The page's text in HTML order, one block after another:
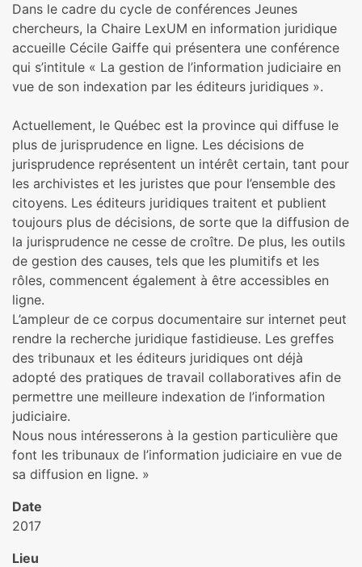
Dans le cadre du cycle de conférences Jeunes
chercheurs, la Chaire LexUM en information juridique
accueille Cécile Gaiffe qui présentera une conférence
qui s’intitule « La gestion de l’information judiciaire en
vue de son indexation par les éditeurs juridiques ».
Actuellement, le Québec est la province qui diffuse le
plus de jurisprudence en ligne. Les décisions de
jurisprudence représentent un intérêt certain, tant pour
les archivistes et les juristes que pour l’ensemble des
citoyens. Les éditeurs juridiques traitent et publient
toujours plus de décisions, de sorte que la diffusion de
la jurisprudence ne cesse de croître. De plus, les outils
de gestion des causes, tels que les plumitifs et les
rôles, commencent également à être accessibles en
ligne.
L’ampleur de ce corpus documentaire sur internet peut
rendre la recherche juridique fastidieuse. Les greffes
des tribunaux et les éditeurs juridiques ont déjà
adopté des pratiques de travail collaboratives afin de
permettre une meilleure indexation de l’information
judiciaire.
Nous nous intéresserons à la gestion particulière que
font les tribunaux de l’information judiciaire en vue de
sa diffusion en ligne. »
Date
2017
Lieu